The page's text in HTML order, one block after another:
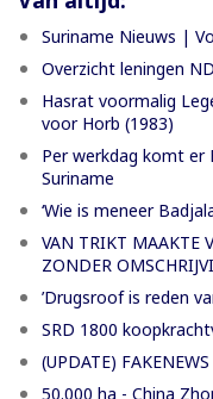
Suriname Nieuws |
Overzicht leningen
Hasrat voormalig
voor Horb (1983)
Per werkdag komt er
Suriname
‘Wie is meneer
VAN TRIKT MAAKTE
ZONDER
’Drugsroof is reden
SRD 1800
(UPDATE)
50.000 ha - China